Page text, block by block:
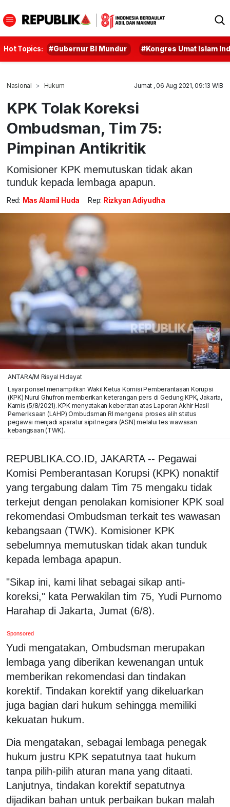
Hot Topics: #Gubernur BI Mundur #Kongres Umat Islam
Nasional Hukum Jumat , 06 Aug 2021, 09:13 WIB
KPK Tolak Koreksi
Ombudsman, Tim 75:
Pimpinan Antikritik
Komisioner KPK memutuskan tidak akan
tunduk kepada lembaga apapun.
Red: Mas Alamil Huda Rep: Rizkyan Adiyudha
ANTARA/M Risyal Hidayat
Layar ponsel menampilkan Wakil Ketua Komisi Pemberantasan Korupsi
(KPK) Nurul Ghufron memberikan keterangan pers di Gedung KPK, Jakarta,
Kamis (5/8/2021). KPK menyatakan keberatan atas Laporan Akhir Hasil
Pemeriksaan (LAHP) Ombudsman RI mengenai proses alih status
pegawai menjadi aparatur sipil negara (ASN) melalui tes wawasan
kebangsaan (TWK).
REPUBLIKA.CO.ID, JAKARTA -- Pegawai
Komisi Pemberantasan Korupsi (KPK) nonaktif
yang tergabung dalam Tim 75 mengaku tidak
terkejut dengan penolakan komisioner KPK soal
rekomendasi Ombudsman terkait tes wawasan
kebangsaan (TWK). Komisioner KPK
sebelumnya memutuskan tidak akan tunduk
kepada lembaga apapun.
"Sikap ini, kami lihat sebagai sikap anti-
koreksi," kata Perwakilan tim 75, Yudi Purnomo
Harahap di Jakarta, Jumat (6/8).
Sponsored
Yudi mengatakan, Ombudsman merupakan
lembaga yang diberikan kewenangan untuk
memberikan rekomendasi dan tindakan
korektif. Tindakan korektif yang dikeluarkan
juga bagian dari hukum sehingga memiliki
kekuatan hukum.
Dia mengatakan, sebagai lembaga penegak
hukum justru KPK sepatutnya taat hukum
tanpa pilih-pilih aturan mana yang ditaati.
Lanjutnya, tindakan korektif sepatutnya
dijadikan bahan untuk perbaikan bukan malah